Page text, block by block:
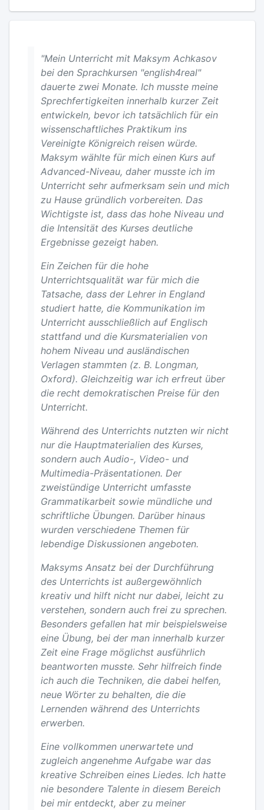
"Mein Unterricht mit Maksym Achkasov
bei den Sprachkursen "english4real"
dauerte zwei Monate. Ich musste meine
Sprechfertigkeiten innerhalb kurzer Zeit
entwickeln, bevor ich tatsächlich für ein
wissenschaftliches Praktikum ins
Vereinigte Königreich reisen würde.
Maksym wählte für mich einen Kurs auf
Advanced-Niveau, daher musste ich im
Unterricht sehr aufmerksam sein und mich
zu Hause gründlich vorbereiten. Das
Wichtigste ist, dass das hohe Niveau und
die Intensität des Kurses deutliche
Ergebnisse gezeigt haben.
Ein Zeichen für die hohe
Unterrichtsqualität war für mich die
Tatsache, dass der Lehrer in England
studiert hatte, die Kommunikation im
Unterricht ausschließlich auf Englisch
stattfand und die Kursmaterialien von
hohem Niveau und ausländischen
Verlagen stammten (z. B. Longman,
Oxford). Gleichzeitig war ich erfreut über
die recht demokratischen Preise für den
Unterricht.
Während des Unterrichts nutzten wir nicht
nur die Hauptmaterialien des Kurses,
sondern auch Audio-, Video- und
Multimedia-Präsentationen. Der
zweistündige Unterricht umfasste
Grammatikarbeit sowie mündliche und
schriftliche Übungen. Darüber hinaus
wurden verschiedene Themen für
lebendige Diskussionen angeboten.
Maksyms Ansatz bei der Durchführung
des Unterrichts ist außergewöhnlich
kreativ und hilft nicht nur dabei, leicht zu
verstehen, sondern auch frei zu sprechen.
Besonders gefallen hat mir beispielsweise
eine Übung, bei der man innerhalb kurzer
Zeit eine Frage möglichst ausführlich
beantworten musste. Sehr hilfreich finde
ich auch die Techniken, die dabei helfen,
neue Wörter zu behalten, die die
Lernenden während des Unterrichts
erwerben.
Eine vollkommen unerwartete und
zugleich angenehme Aufgabe war das
kreative Schreiben eines Liedes. Ich hatte
nie besondere Talente in diesem Bereich
bei mir entdeckt, aber zu meiner